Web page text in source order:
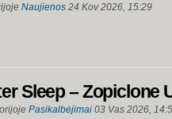
Naujienos 24 Kov 2026, 15:29
Sleep – Zopiclone
Pasikalbėjimai 03 Vas 2026,